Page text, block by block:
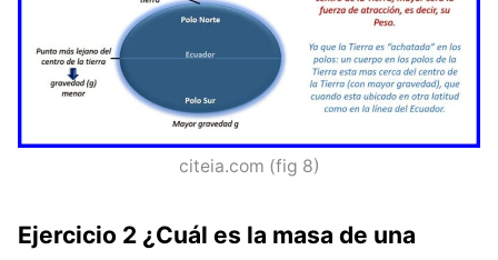
citeia.com (fig 8)
Ejercicio 2 ¿Cuál es la masa de una